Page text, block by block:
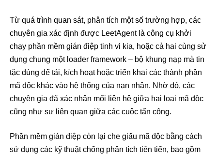
Từ quá trình quan sát, phân tích một số trường hợp, các
chuyên gia xác định được LeetAgent là công cụ khởi
chạy phần mềm gián điệp tinh vi kia, hoặc cả hai cùng sử
dụng chung một loader framework – bộ khung nạp mà tin
tặc dùng để tải, kích hoạt hoặc triển khai các thành phần
mã độc khác vào hệ thống của nạn nhân. Nhờ đó, các
chuyên gia đã xác nhận mối liên hệ giữa hai loại mã độc
cũng như sự liên quan giữa các cuộc tấn công.
Phần mềm gián điệp còn lại che giấu mã độc bằng cách
sử dụng các kỹ thuật chống phân tích tiên tiến, bao gồm